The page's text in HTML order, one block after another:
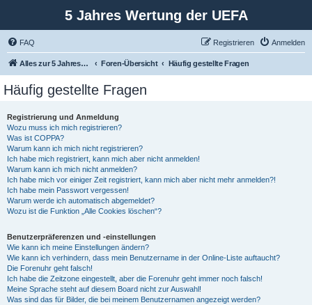
5 Jahres Wertung der UEFA
FAQ Anmelden
Registrieren
Alles zur 5 Jahreswertung / Tabelle der UEFA mit vielen Statistiken. Foren-Übersicht Häufig gestellte Fragen
Häufig gestellte Fragen
Registrierung und Anmeldung
Wozu muss ich mich registrieren?
Was ist COPPA?
Warum kann ich mich nicht registrieren?
Ich habe mich registriert, kann mich aber nicht anmelden!
Warum kann ich mich nicht anmelden?
Ich habe mich vor einiger Zeit registriert, kann mich aber nicht mehr anmelden?!
Ich habe mein Passwort vergessen!
Warum werde ich automatisch abgemeldet?
Wozu ist die Funktion „Alle Cookies löschen“?
Benutzerpräferenzen und -einstellungen
Wie kann ich meine Einstellungen ändern?
Wie kann ich verhindern, dass mein Benutzername in der Online-Liste auftaucht?
Die Forenuhr geht falsch!
Ich habe die Zeitzone eingestellt, aber die Forenuhr geht immer noch falsch!
Meine Sprache steht auf diesem Board nicht zur Auswahl!
Was sind das für Bilder, die bei meinem Benutzernamen angezeigt werden?